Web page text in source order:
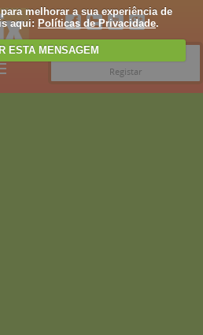
melhorar a sua experiência de
aqui: Políticas de Privacidade.
ESTA MENSAGEM
Registar